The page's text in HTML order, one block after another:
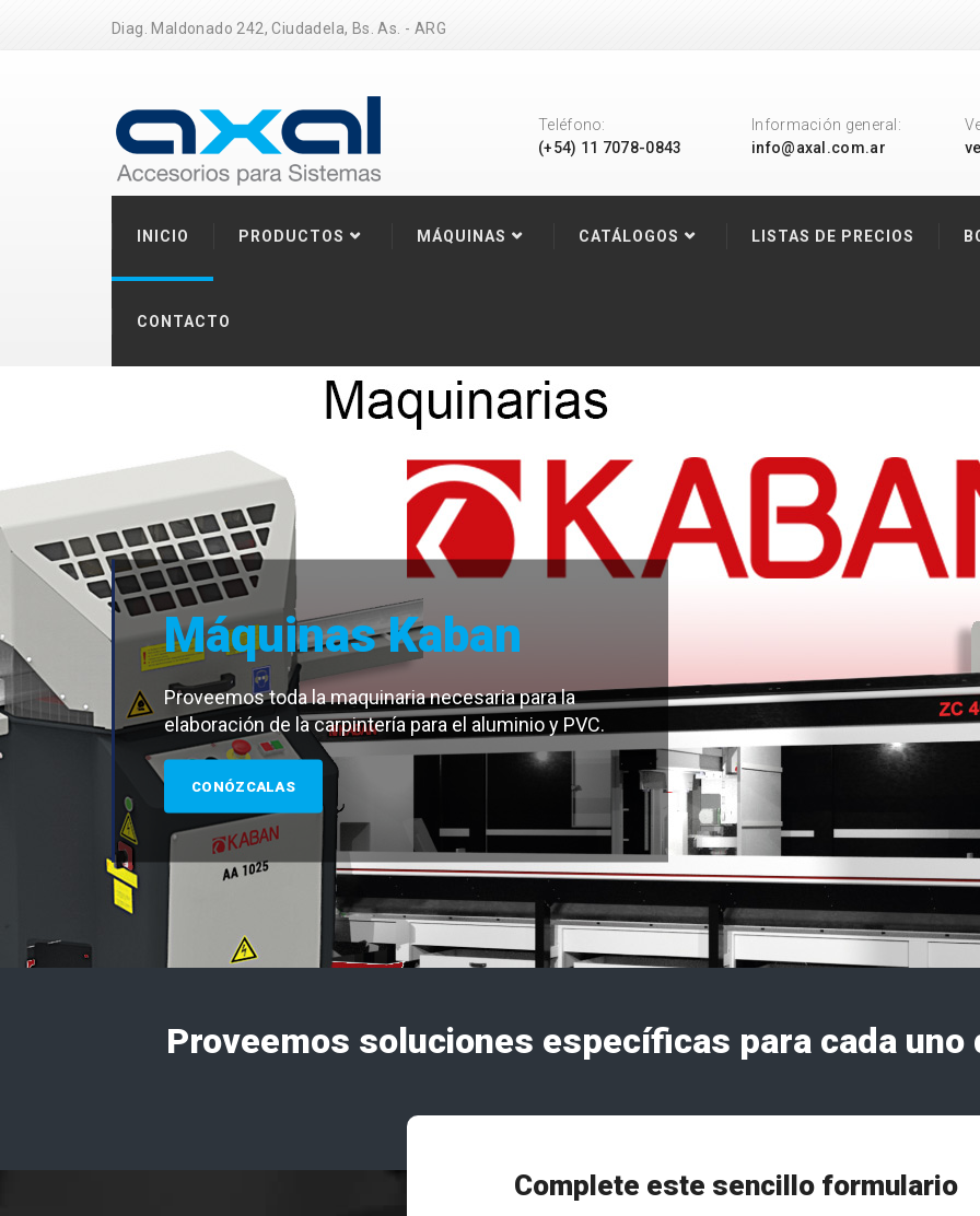
Diag. Maldonado 242, Ciudadela, Bs. As. - ARG
Teléfono:
(+54) 11 7078-0843
Información general:
info@axal.com.ar
INICIO PRODUCTOS MÁQUINAS CATÁLOGOS LISTAS DE PRECIOS
CONTACTO
Máquinas Kaban
Proveemos toda la maquinaria necesaria para la
elaboración de la carpintería para el aluminio y PVC.
CONÓZCALAS
Proveemos soluciones específicas para cada
Complete este sencillo formulario